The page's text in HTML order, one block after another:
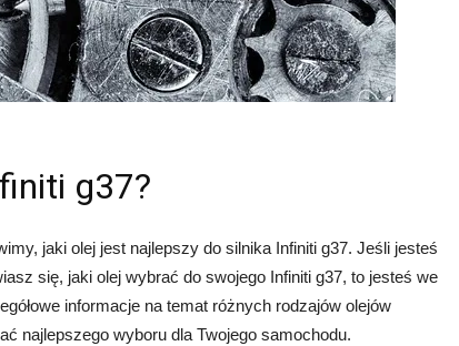
g37?
jaki olej jest najlepszy do silnika Infiniti g37. Jeśli jesteś
się, jaki olej wybrać do swojego Infiniti g37, to jesteś we
informacje na temat różnych rodzajów olejów
najlepszego wyboru dla Twojego samochodu.